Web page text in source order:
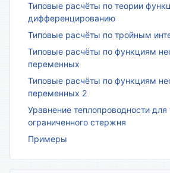
Типовые расчёты по теории
дифференцированию
Типовые расчёты по тройным
Типовые расчёты по функциям
переменных
Типовые расчёты по функциям
переменных 2
Уравнение теплопроводности для
ограниченного стержня
Примеры